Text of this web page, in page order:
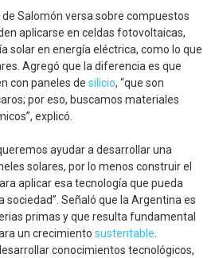
Salomón versa sobre compuestos
aplicarse en celdas fotovoltaicas,
solar en energía eléctrica, como lo que
Agregó que la diferencia es que
con paneles de silicio, “que son
por eso, buscamos materiales
explicó.
ayudar a desarrollar una
solares, por lo menos construir el
aplicar esa tecnología que pueda
sociedad”. Señaló que la Argentina es
primas y que resulta fundamental
un crecimiento sustentable
conocimientos tecnológicos,